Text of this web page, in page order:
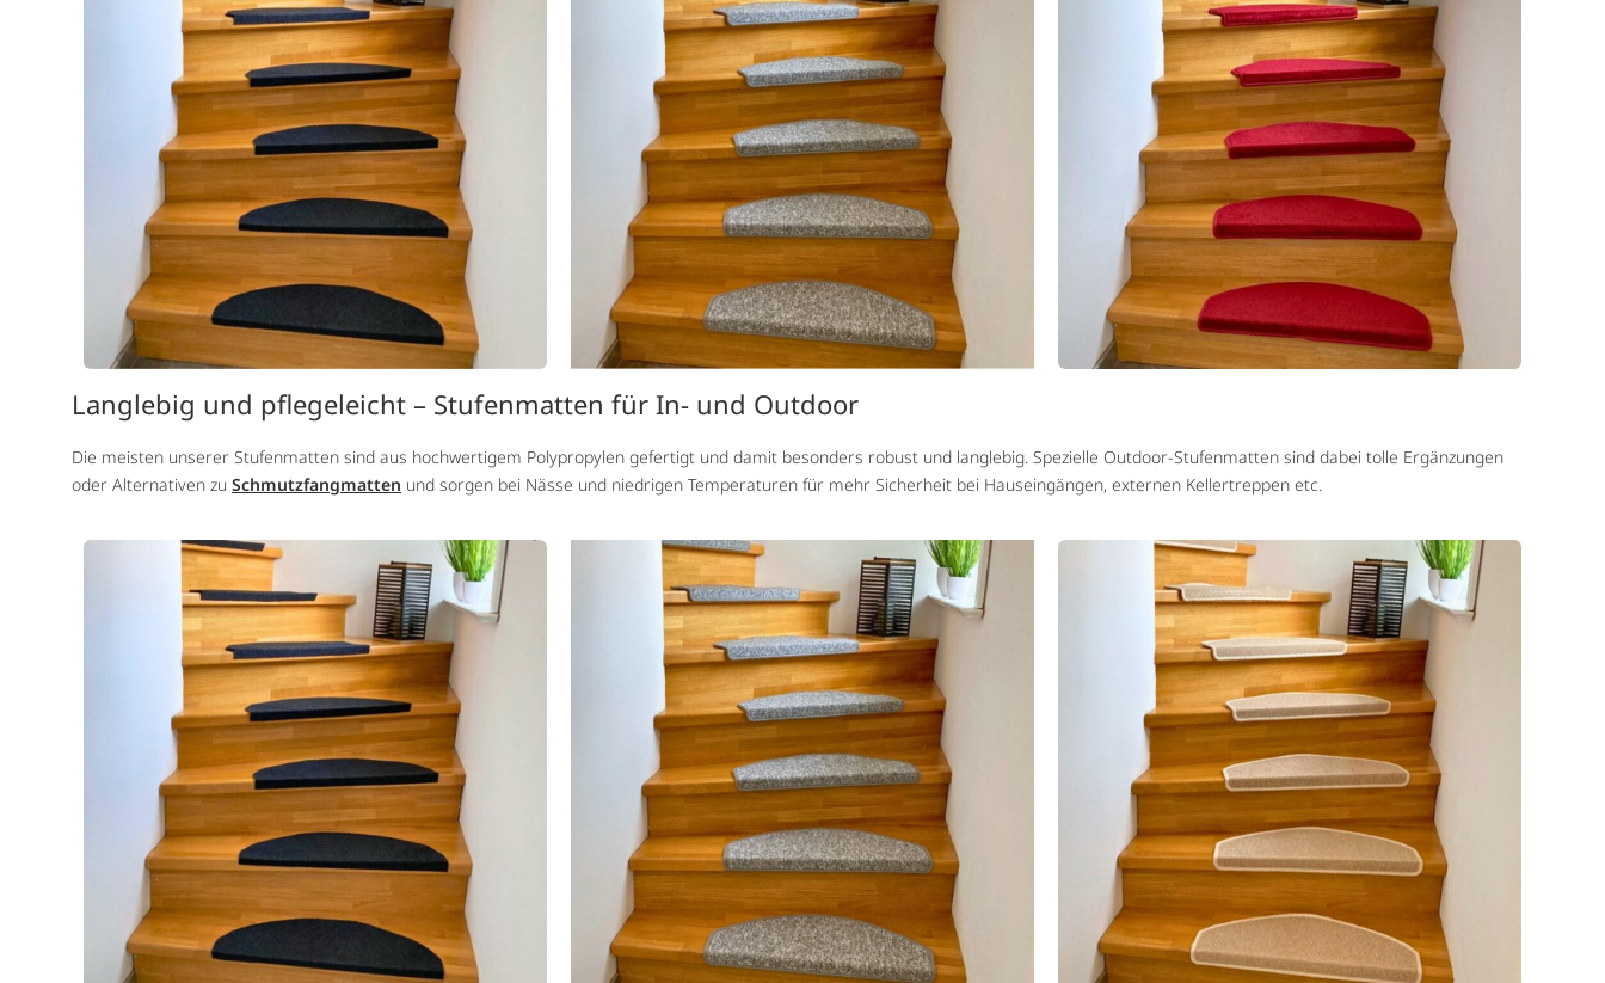
Langlebig und pflegeleicht – Stufenmatten für In- und Outdoor
Die meisten unserer Stufenmatten sind aus hochwertigem Polypropylen gefertigt und damit besonders robust und langlebig. Spezielle Outdoor-Stufenmatten sind dabei tolle Ergänzungen
oder Alternativen zu Schmutzfangmatten und sorgen bei Nässe und niedrigen Temperaturen für mehr Sicherheit bei Hauseingängen, externen Kellertreppen etc.